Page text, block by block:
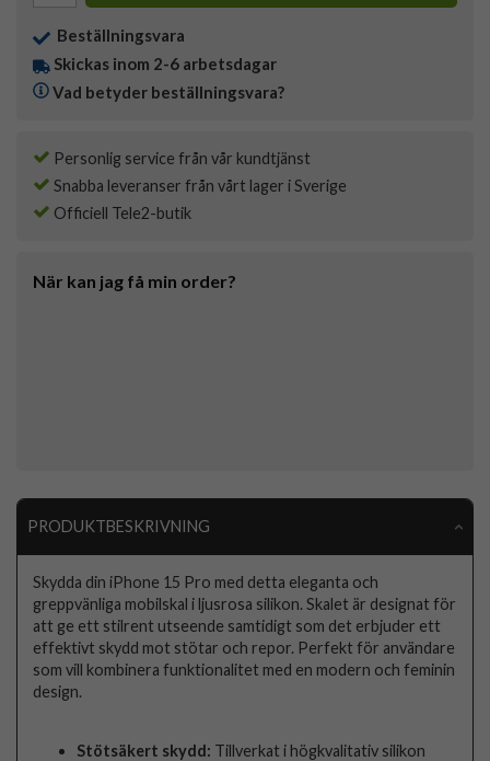
Beställningsvara
Skickas inom 2-6 arbetsdagar
Vad betyder beställningsvara?
Personlig service från vår kundtjänst
Snabba leveranser från vårt lager i Sverige
Officiell Tele2-butik
När kan jag få min order?
PRODUKTBESKRIVNING
Skydda din iPhone 15 Pro med detta eleganta och
greppvänliga mobilskal i ljusrosa silikon. Skalet är designat för
att ge ett stilrent utseende samtidigt som det erbjuder ett
effektivt skydd mot stötar och repor. Perfekt för användare
som vill kombinera funktionalitet med en modern och feminin
design.
Stötsäkert skydd: Tillverkat i högkvalitativ silikon